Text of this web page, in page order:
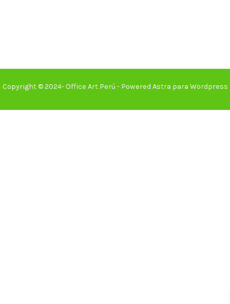
Copyright © 2024- Office Art Perú - Powered Astra para Wordpress